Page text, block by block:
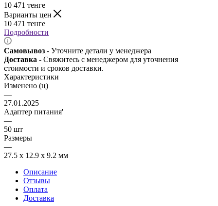
10 471 тенге
Варианты цен
10 471 тенге
Подробности
Самовывоз - Уточните детали у менеджера
Доставка - Свяжитесь с менеджером для уточнения
стоимости и сроков доставки.
Характеристики
Изменено (ц)
—
27.01.2025
Адаптер питания'
—
50 шт
Размеры
—
27.5 х 12.9 х 9.2 мм
Описание
Отзывы
Оплата
Доставка